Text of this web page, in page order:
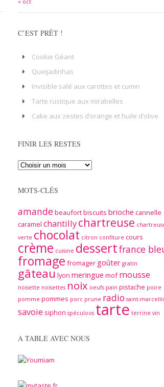
« oct
C’EST PRÊT !
Cookie Géant
Queijadinhas
Invisible salé aux carottes et cumin
Tarte rustique aux mirabelles
Cake aux zestes d’orange et huile d’olive
FINIR LES RESTES
MOTS-CLÉS
amandebeaufortbiscuits brioche cannelle
caramel chantillychartreuse
verte chocolat citron confiture cours
crème cuisine dessertfrance
fromage fromager goûter gratin
gâteaulyon meringue mof mousse
noisette noisettes noix oeufs pain pistache poire
pomme pommes porc prune radio saint-
savoie siphon spéculoos tarte terrine vin
A TABLE AVEC NOUS